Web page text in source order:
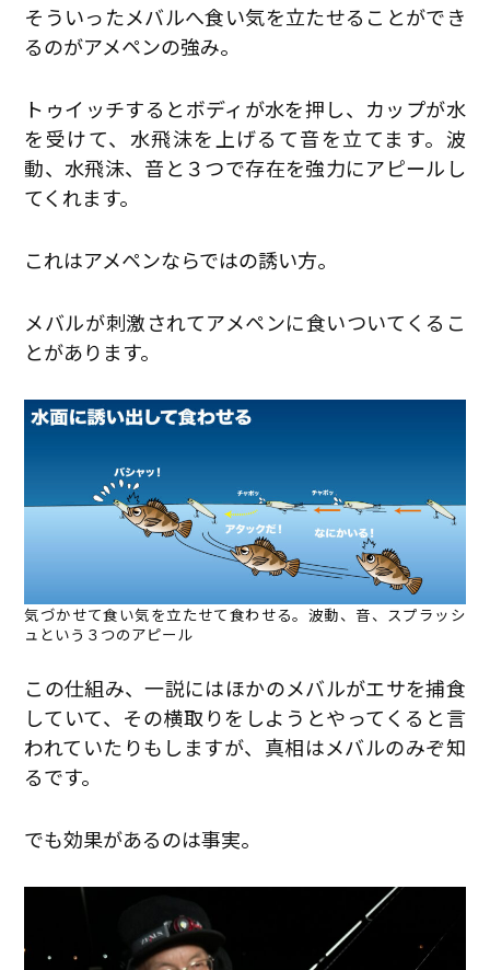
そういったメバルへ食い気を立たせることができ
るのがアメペンの強み。
トゥイッチするとボディが水を押し、カップが水
を受けて、水飛沫を上げるて音を立てます。波
動、水飛沫、音と３つで存在を強力にアピールし
てくれます。
これはアメペンならではの誘い方。
メバルが刺激されてアメペンに食いついてくるこ
とがあります。
気づかせて食い気を立たせて食わせる。波動、音、スプラッシ
ュという３つのアピール
この仕組み、一説にはほかのメバルがエサを捕食
していて、その横取りをしようとやってくると言
われていたりもしますが、真相はメバルのみぞ知
るです。
でも効果があるのは事実。